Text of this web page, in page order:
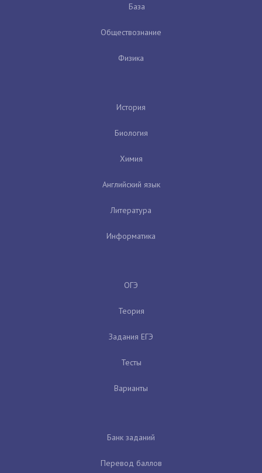
База
Обществознание
Физика
История
Биология
Химия
Английский язык
Литература
Информатика
ОГЭ
Теория
Задания ЕГЭ
Тесты
Варианты
Банк заданий
Перевод баллов